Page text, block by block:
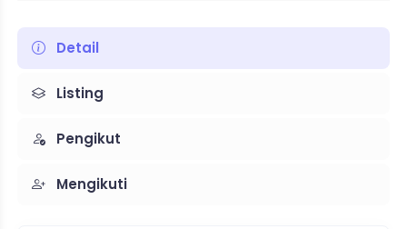
Detail
Listing
Pengikut
Mengikuti